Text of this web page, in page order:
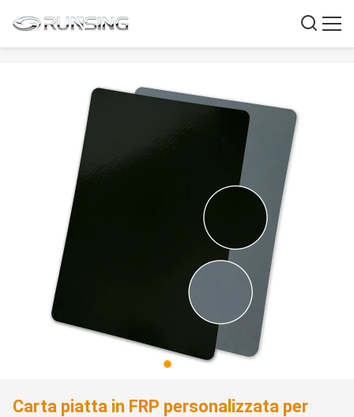
Carta piatta in FRP personalizzata per